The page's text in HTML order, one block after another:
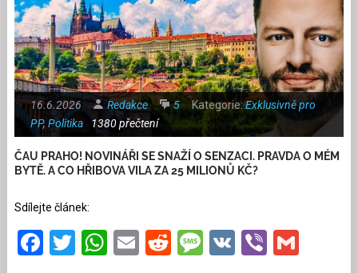
16.6.2026 Redakce 5 Kategorie:Exklusivně pro
PP, Politika 1380 přečtení
ČAU PRAHO! NOVINÁŘI SE SNAŽÍ O SENZACI. PRAVDA O MÉM
BYTĚ. A CO HŘIBOVA VILA ZA 25 MILIONŮ KČ?
Sdílejte článek:
Facebook
Twitter
WhatsApp
EmailRedditMessage
VKViber